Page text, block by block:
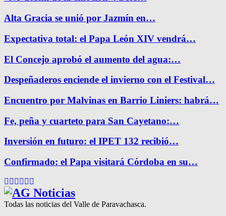
Alta Gracia se unió por Jazmín en…
Expectativa total: el Papa León XIV vendrá…
El Concejo aprobó el aumento del agua:…
Despeñaderos enciende el invierno con el Festival…
Encuentro por Malvinas en Barrio Liniers: habrá…
Fe, peña y cuarteto para San Cayetano:…
Inversión en futuro: el IPET 132 recibió…
Confirmado: el Papa visitará Córdoba en su…
Facebook
Twitter
Instagram
Pinterest
Google
Todas las noticias del Valle de Paravachasca.